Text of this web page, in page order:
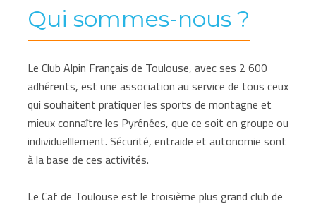
Qui sommes-nous ?
Le Club Alpin Français de Toulouse, avec ses 2 600
adhérents, est une association au service de tous ceux
qui souhaitent pratiquer les sports de montagne et
mieux connaître les Pyrénées, que ce soit en groupe ou
individuelllement. Sécurité, entraide et autonomie sont
à la base de ces activités.
Le Caf de Toulouse est le troisième plus grand club de